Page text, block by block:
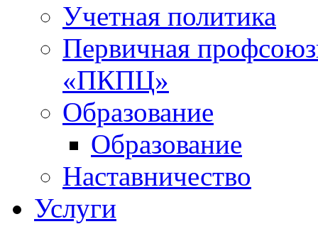
Учетная политика
Первичная
«ПКПЦ»
Образование
Образование
Наставничество
Услуги